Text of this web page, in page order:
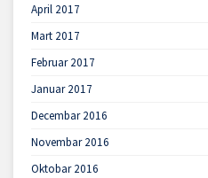
April 2017
Mart 2017
Februar 2017
Januar 2017
Decembar 2016
Novembar 2016
Oktobar 2016